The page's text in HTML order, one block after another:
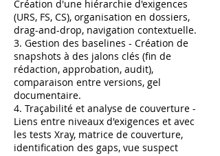
Création d'une hiérarchie d'exigences
(URS, FS, CS), organisation en dossiers,
drag-and-drop, navigation contextuelle.
3. Gestion des baselines - Création de
snapshots à des jalons clés (fin de
rédaction, approbation, audit),
comparaison entre versions, gel
documentaire.
4. Traçabilité et analyse de couverture -
Liens entre niveaux d'exigences et avec
les tests Xray, matrice de couverture,
identification des gaps, vue suspect